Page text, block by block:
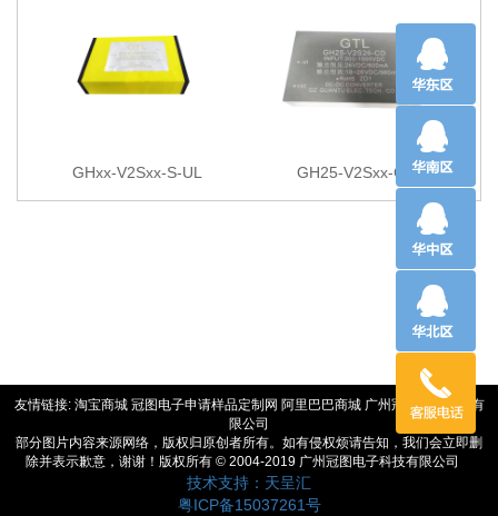
GHxx-V2Sxx-S-UL GH25-V2Sxx-CD
友情链接: 淘宝商城 冠图电子申请样品定制网 阿里巴巴商城 广州冠优电源技术有
限公司
部分图片内容来源网络，版权归原创者所有。如有侵权烦请告知，我们会立即删
除并表示歉意，谢谢！版权所有 © 2004-2019 广州冠图电子科技有限公司
技术支持：天呈汇
粤ICP备15037261号